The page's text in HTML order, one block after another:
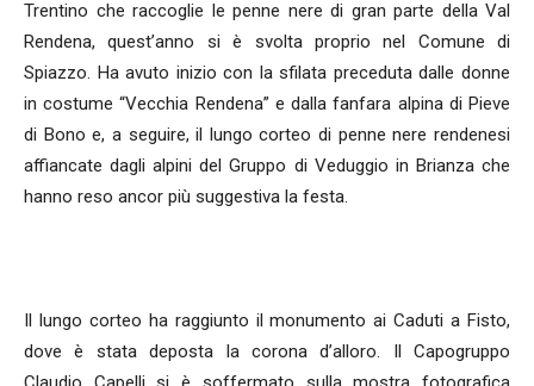
Trentino che raccoglie le penne nere di gran parte della Val
Rendena, quest’anno si è svolta proprio nel Comune di
Spiazzo. Ha avuto inizio con la sfilata preceduta dalle donne
in costume “Vecchia Rendena” e dalla fanfara alpina di Pieve
di Bono e, a seguire, il lungo corteo di penne nere rendenesi
affiancate dagli alpini del Gruppo di Veduggio in Brianza che
hanno reso ancor più suggestiva la festa.
Il lungo corteo ha raggiunto il monumento ai Caduti a Fisto,
dove è stata deposta la corona d’alloro. Il Capogruppo